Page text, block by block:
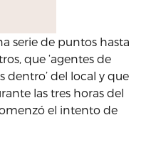
serie de puntos hasta
que ‘agentes de
dentro’ del local y que
las tres horas del
el intento de